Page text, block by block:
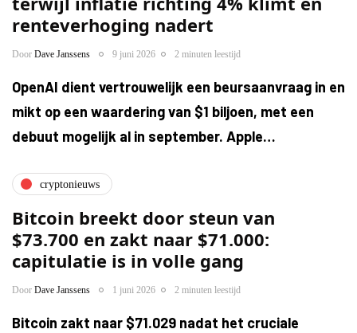
renteverhoging nadert
Door Dave Janssens 9 juni 2026 2 minuten leestijd
OpenAI dient vertrouwelijk een beursaanvraag in en
mikt op een waardering van $1 biljoen, met een
debuut mogelijk al in september. Apple…
cryptonieuws
Bitcoin breekt door steun van
$73.700 en zakt naar $71.000:
capitulatie is in volle gang
Door Dave Janssens 1 juni 2026 2 minuten leestijd
Bitcoin zakt naar $71.029 nadat het cruciale